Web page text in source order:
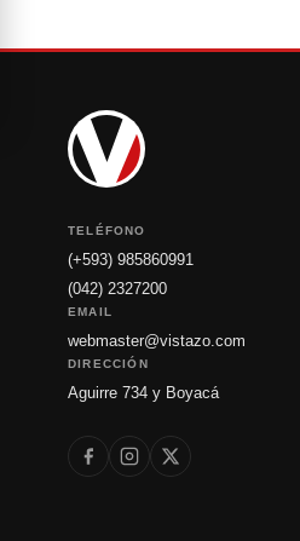
TELÉFONO
(+593) 985860991
(042) 2327200
EMAIL
webmaster@vistazo.com
DIRECCIÓN
Aguirre 734 y Boyacá